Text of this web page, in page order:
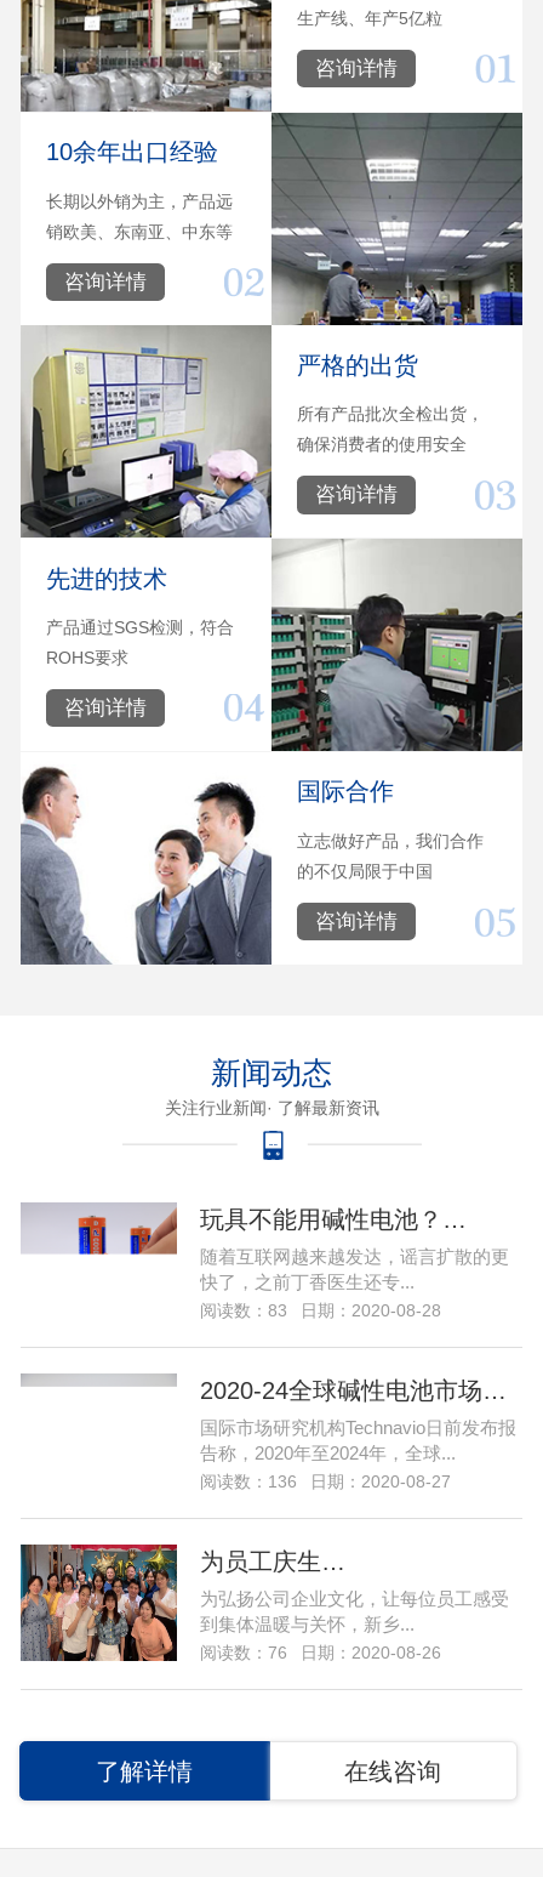
生产线、年产5亿粒
咨询详情
10余年出口经验
长期以外销为主，产品远
销欧美、东南亚、中东等
咨询详情
严格的出货
所有产品批次全检出货，
确保消费者的使用安全
咨询详情
先进的技术
产品通过SGS检测，符合
ROHS要求‬
咨询详情
国际合作
立志做好产品，我们合作
的不仅局限于中国‬
咨询详情
新闻动态
关注行业新闻· 了解最新资讯
玩具不能用碱性电池？…
随着互联网越来越发达，谣言扩散的更
快了，之前丁香医生还专...
阅读数：83 日期：2020-08-28
2020-24全球碱性电池市场年复合增长率超…
国际市场研究机构Technavio日前发布报
告称，2020年至2024年，全球...
阅读数：136 日期：2020-08-27
为员工庆生…
为弘扬公司企业文化，让每位员工感受
到集体温暖与关怀，新乡...
阅读数：76 日期：2020-08-26
了解详情 在线咨询